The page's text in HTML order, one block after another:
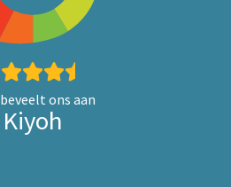
beveelt ons aan
Kiyoh